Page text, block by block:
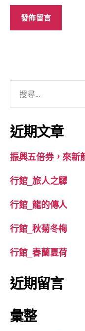
關
鍵
字:
近期文章
振興五倍券，來新
行館_旅人之驛
行館_龍的傳人
行館_秋菊冬梅
行館_春蘭夏荷
近期留言
彙整